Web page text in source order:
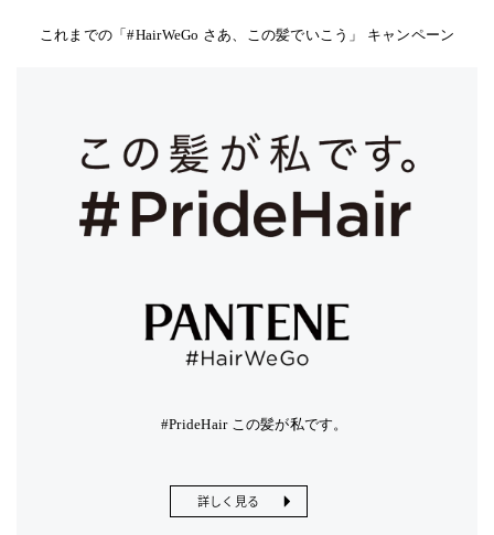
これまでの「#HairWeGo さあ、この髪でいこう」 キャンペーン
#PrideHair この髪が私です。
詳しく見る